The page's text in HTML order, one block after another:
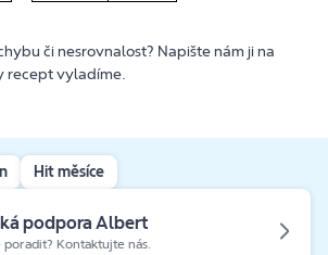
či nesrovnalost? Napište nám ji na
recept vyladíme.
Hit měsíce
podpora Albert
Kontaktujte nás.